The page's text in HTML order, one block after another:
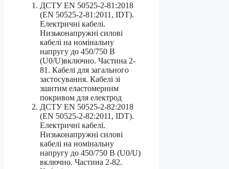
ДСТУ EN 50525-2-81:2018
(EN 50525-2-81:2011, IDT).
Електричні кабелі.
Низьконапружні силові
кабелі на номінальну
напругу до 450/750 В
(U0/U)включно. Частина 2-
81. Кабелі для загального
застосування. Кабелі зі
зшитим еластомерним
покривом для електрод
ДСТУ EN 50525-2-82:2018
(EN 50525-2-82:2011, IDT).
Електричні кабелі.
Низьконапружні силові
кабелі на номінальну
напругу до 450/750 В (U0/U)
включно. Частина 2-82.